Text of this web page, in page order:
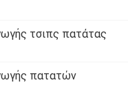
τσιπς πατάτας
πατατών